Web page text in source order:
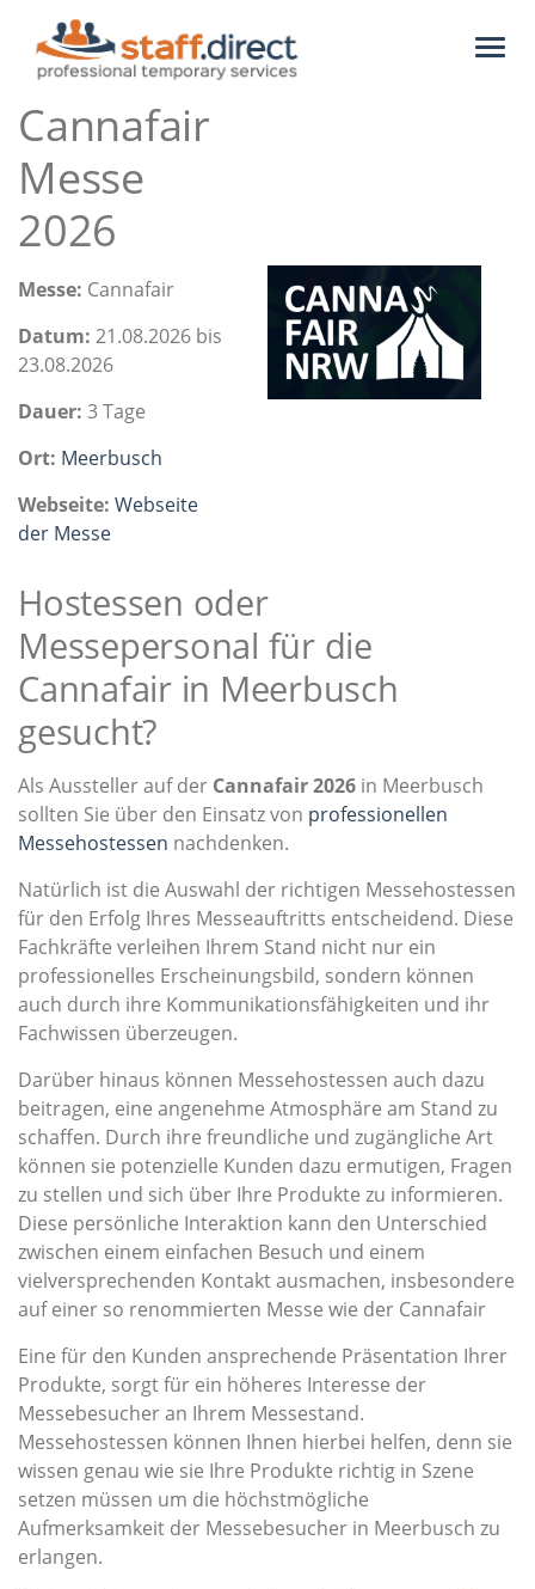
Toggle
Cannafair
Messe
2026
Messe: Cannafair
Datum: 21.08.2026 bis
23.08.2026
Dauer: 3 Tage
Ort: Meerbusch
Webseite: Webseite
der Messe
Hostessen oder
Messepersonal für die
Cannafair in Meerbusch
gesucht?
Als Aussteller auf der Cannafair 2026 in Meerbusch
sollten Sie über den Einsatz von professionellen
Messehostessen nachdenken.
Natürlich ist die Auswahl der richtigen Messehostessen
für den Erfolg Ihres Messeauftritts entscheidend. Diese
Fachkräfte verleihen Ihrem Stand nicht nur ein
professionelles Erscheinungsbild, sondern können
auch durch ihre Kommunikationsfähigkeiten und ihr
Fachwissen überzeugen.
Darüber hinaus können Messehostessen auch dazu
beitragen, eine angenehme Atmosphäre am Stand zu
schaffen. Durch ihre freundliche und zugängliche Art
können sie potenzielle Kunden dazu ermutigen, Fragen
zu stellen und sich über Ihre Produkte zu informieren.
Diese persönliche Interaktion kann den Unterschied
zwischen einem einfachen Besuch und einem
vielversprechenden Kontakt ausmachen, insbesondere
auf einer so renommierten Messe wie der Cannafair
Eine für den Kunden ansprechende Präsentation Ihrer
Produkte, sorgt für ein höheres Interesse der
Messebesucher an Ihrem Messestand.
Messehostessen können Ihnen hierbei helfen, denn sie
wissen genau wie sie Ihre Produkte richtig in Szene
setzen müssen um die höchstmögliche
Aufmerksamkeit der Messebesucher in Meerbusch zu
erlangen.